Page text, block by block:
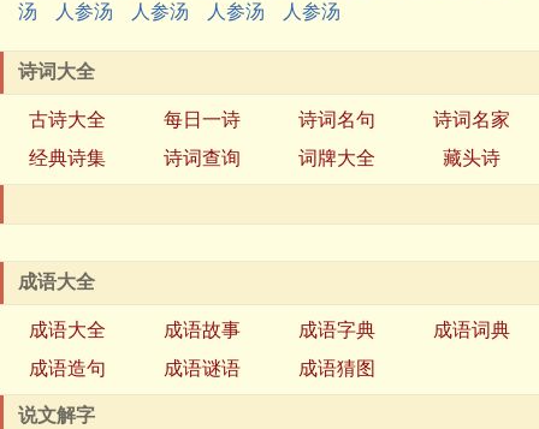
汤
人参汤 人参汤 人参汤 人参汤
诗词大全
古诗大全 每日一诗 诗词名句
诗词名家
经典诗集
诗词查询 词牌大全 藏头诗
成语大全
成语大全 成语故事 成语字典
成语词典
成语造句
成语谜语 成语猜图
说文解字